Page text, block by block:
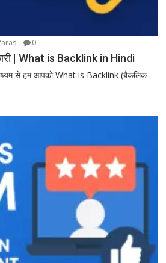
0
| What is Backlink in Hindi
से हम आपको What is Backlink (बैकलिंक